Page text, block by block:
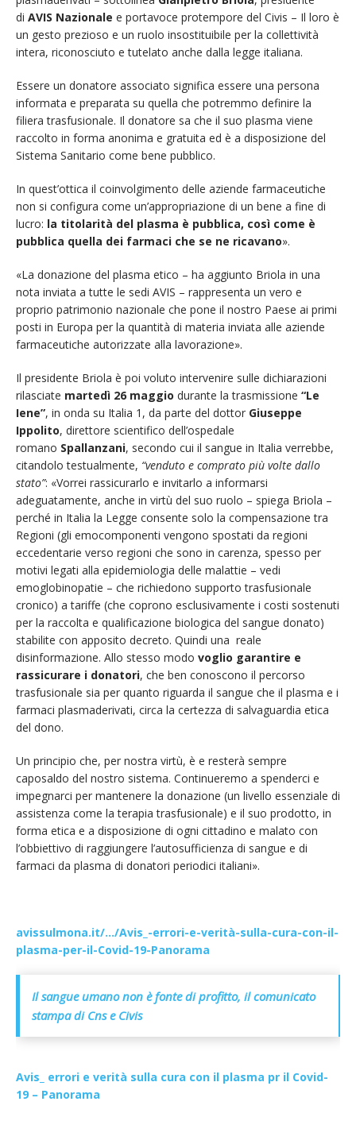
di AVIS Nazionale e portavoce protempore del Civis – Il loro è
un gesto prezioso e un ruolo insostituibile per la collettività
intera, riconosciuto e tutelato anche dalla legge italiana.
Essere un donatore associato significa essere una persona
informata e preparata su quella che potremmo definire la
filiera trasfusionale. Il donatore sa che il suo plasma viene
raccolto in forma anonima e gratuita ed è a disposizione del
Sistema Sanitario come bene pubblico.
In quest’ottica il coinvolgimento delle aziende farmaceutiche
non si configura come un’appropriazione di un bene a fine di
lucro: la titolarità del plasma è pubblica, così come è
pubblica quella dei farmaci che se ne ricavano».
«La donazione del plasma etico – ha aggiunto Briola in una
nota inviata a tutte le sedi AVIS – rappresenta un vero e
proprio patrimonio nazionale che pone il nostro Paese ai primi
posti in Europa per la quantità di materia inviata alle aziende
farmaceutiche autorizzate alla lavorazione».
Il presidente Briola è poi voluto intervenire sulle dichiarazioni
rilasciate martedì 26 maggio durante la trasmissione “Le
Iene”, in onda su Italia 1, da parte del dottor Giuseppe
Ippolito, direttore scientifico dell’ospedale
romano Spallanzani, secondo cui il sangue in Italia verrebbe,
citandolo testualmente, “venduto e comprato più volte dallo
stato”: «Vorrei rassicurarlo e invitarlo a informarsi
adeguatamente, anche in virtù del suo ruolo – spiega Briola –
perché in Italia la Legge consente solo la compensazione tra
Regioni (gli emocomponenti vengono spostati da regioni
eccedentarie verso regioni che sono in carenza, spesso per
motivi legati alla epidemiologia delle malattie – vedi
emoglobinopatie – che richiedono supporto trasfusionale
cronico) a tariffe (che coprono esclusivamente i costi sostenuti
per la raccolta e qualificazione biologica del sangue donato)
stabilite con apposito decreto. Quindi una reale
disinformazione. Allo stesso modo voglio garantire e
rassicurare i donatori, che ben conoscono il percorso
trasfusionale sia per quanto riguarda il sangue che il plasma e i
farmaci plasmaderivati, circa la certezza di salvaguardia etica
del dono.
Un principio che, per nostra virtù, è e resterà sempre
caposaldo del nostro sistema. Continueremo a spenderci e
impegnarci per mantenere la donazione (un livello essenziale di
assistenza come la terapia trasfusionale) e il suo prodotto, in
forma etica e a disposizione di ogni cittadino e malato con
l’obbiettivo di raggiungere l’autosufficienza di sangue e di
farmaci da plasma di donatori periodici italiani».
avissulmona.it/…/Avis_-errori-e-verità-sulla-cura-con-il-
plasma-per-il-Covid-19-Panorama
Il sangue umano non è fonte di profitto, il comunicato
stampa di Cns e Civis
Avis_ errori e verità sulla cura con il plasma pr il Covid-
19 – Panorama